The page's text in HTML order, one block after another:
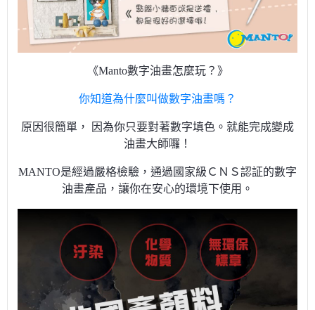
《Manto數字油畫怎麼玩？》
你知道為什麼叫做數字油畫嗎？
原因很簡單， 因為你只要對著數字填色。就能完成變成
油畫大師囉！
MANTO是經過嚴格檢驗，通過國家級ＣＮＳ認証的數字
油畫產品，讓你在安心的環境下使用。